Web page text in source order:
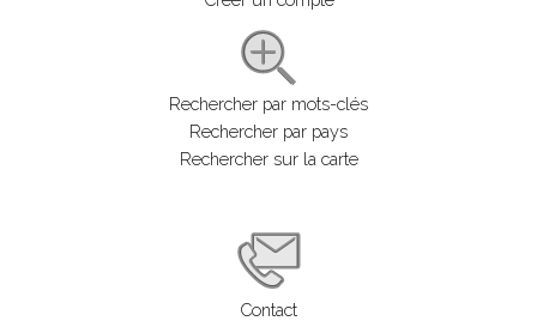
Rechercher par mots-clés
Rechercher par pays
Rechercher sur la carte
Contact